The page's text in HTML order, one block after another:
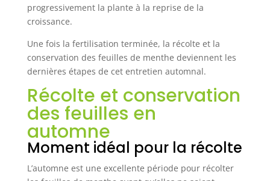
progressivement la plante à la reprise de la
croissance.
Une fois la fertilisation terminée, la récolte et la
conservation des feuilles de menthe deviennent les
dernières étapes de cet entretien automnal.
Récolte et conservation
des feuilles en
automne
Moment idéal pour la récolte
L’automne est une excellente période pour récolter